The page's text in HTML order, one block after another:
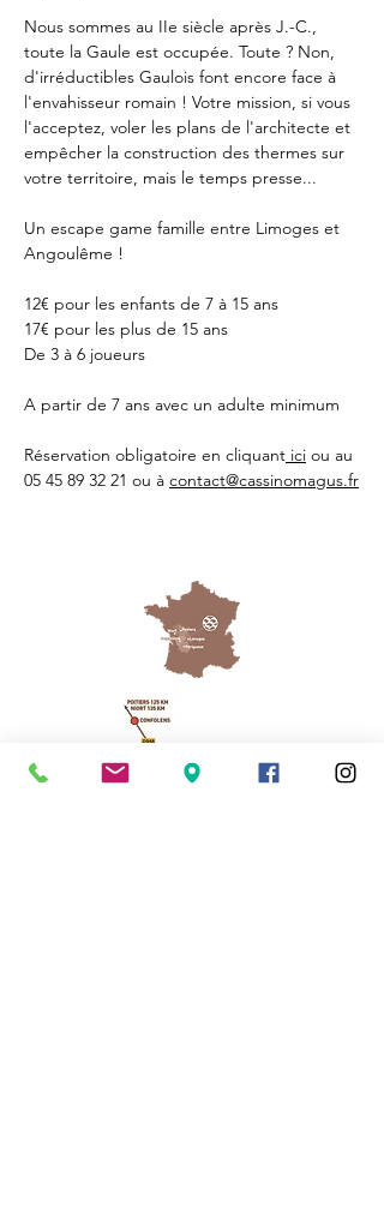
Nous sommes au IIe siècle après J.-C.,
toute la Gaule est occupée. Toute ? Non,
d'irréductibles Gaulois font encore face à
l'envahisseur romain ! Votre mission, si vous
l'acceptez, voler les plans de l'architecte et
empêcher la construction des thermes sur
votre territoire, mais le temps presse...
Un escape game famille entre Limoges et
Angoulême !
12€ pour les enfants de 7 à 15 ans
17€ pour les plus de 15 ans
De 3 à 6 joueurs
A partir de 7 ans avec un adulte minimum
Réservation obligatoire en cliquant ici ou au
05 45 89 32 21 ou à contact@cassinomagus.fr